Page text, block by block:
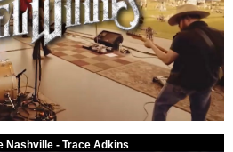
Nashville - Trace Adkins